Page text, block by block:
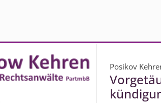
Posikov